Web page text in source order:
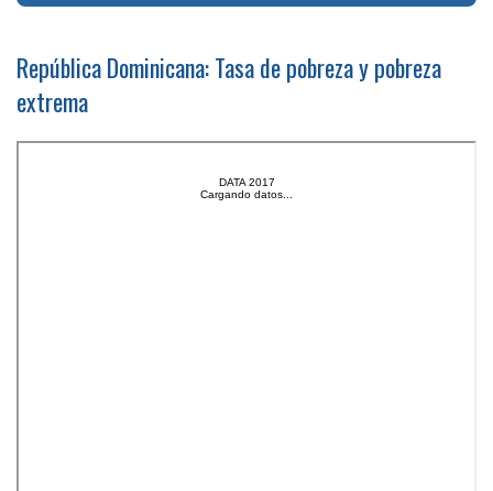
República Dominicana: Tasa de pobreza y pobreza
extrema